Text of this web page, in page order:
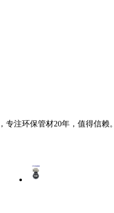
注环保管材20年，值得信赖。